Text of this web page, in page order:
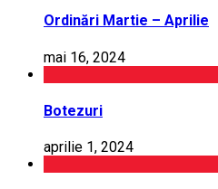
Ordinări Martie – Aprilie
mai 16, 2024
Botezuri
aprilie 1, 2024